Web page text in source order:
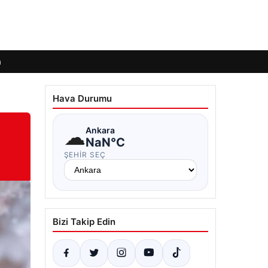
Hava Durumu
☁Ankara
NaN°C
ŞEHIR SEÇ
Bizi Takip Edin